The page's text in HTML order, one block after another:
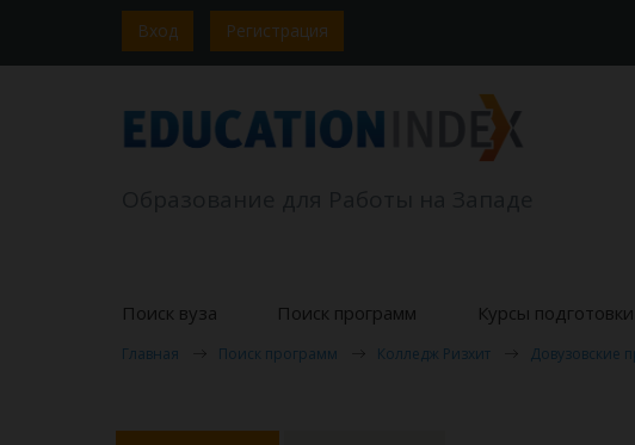
Вход Регистрация
Поиск вуза Поиск программ Курсы
Главная Поиск программ Колледж Ризхит Довузовские